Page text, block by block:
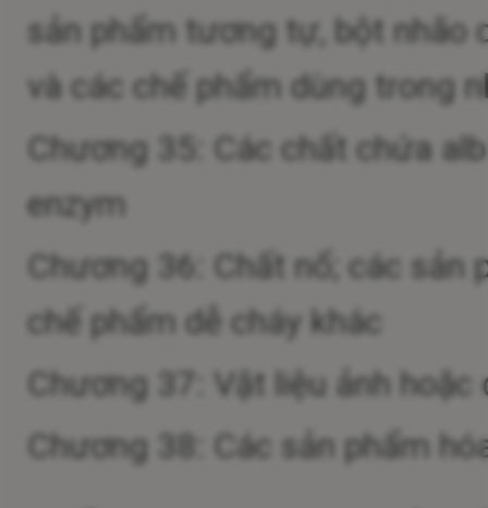
sản phẩm tương tự, bột nhão
và các chế phẩm dùng trong
Chương 35: Các chất chứa
enzym
Chương 36: Chất nổ; các sản
chế phẩm dễ cháy khác
Chương 37: Vật liệu ảnh hoặc
Chương 38: Các sản phẩm